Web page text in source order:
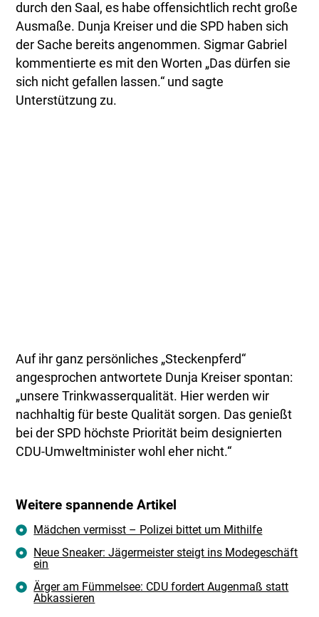
durch den Saal, es habe offensichtlich recht große
Ausmaße. Dunja Kreiser und die SPD haben sich
der Sache bereits angenommen. Sigmar Gabriel
kommentierte es mit den Worten „Das dürfen sie
sich nicht gefallen lassen.“ und sagte
Unterstützung zu.
Auf ihr ganz persönliches „Steckenpferd“
angesprochen antwortete Dunja Kreiser spontan:
„unsere Trinkwasserqualität. Hier werden wir
nachhaltig für beste Qualität sorgen. Das genießt
bei der SPD höchste Priorität beim designierten
CDU-Umweltminister wohl eher nicht.“
Weitere spannende Artikel
Mädchen vermisst – Polizei bittet um Mithilfe
Neue Sneaker: Jägermeister steigt ins Modegeschäft
ein
Ärger am Fümmelsee: CDU fordert Augenmaß statt
Abkassieren